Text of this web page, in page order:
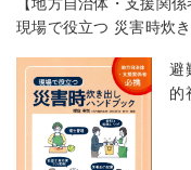
現場で役立つ 災害時炊
避
的